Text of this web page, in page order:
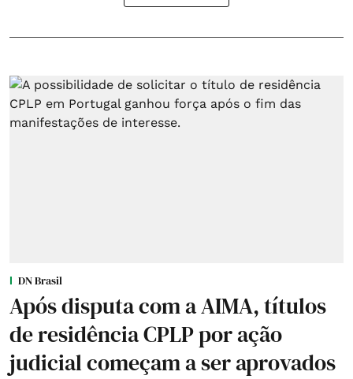
DN Brasil
Após disputa com a AIMA, títulos
de residência CPLP por ação
judicial começam a ser aprovados